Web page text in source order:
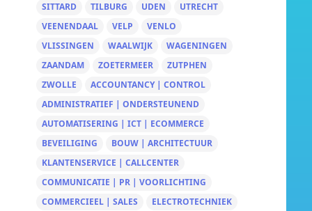
SITTARD
TILBURG UDEN
UTRECHT
VEENENDAAL
VELP
VENLO
VLISSINGEN
WAALWIJK
WAGENINGEN
ZAANDAM
ZOETERMEER
ZUTPHEN
ZWOLLE
ACCOUNTANCY | CONTROL
ADMINISTRATIEF | ONDERSTEUNEND
AUTOMATISERING | ICT | ECOMMERCE
BEVEILIGING
BOUW | ARCHITECTUUR
KLANTENSERVICE | CALLCENTER
COMMUNICATIE | PR | VOORLICHTING
COMMERCIEEL | SALES
ELECTROTECHNIEK